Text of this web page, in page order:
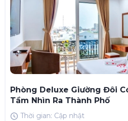
Phòng Deluxe Giường Đôi
Tầm Nhìn Ra Thành Phố
Thời gian: Cập nhật